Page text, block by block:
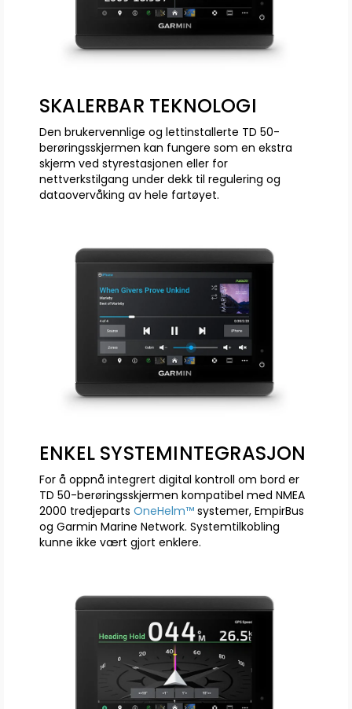
SKALERBAR TEKNOLOGI
Den brukervennlige og lettinstallerte TD 50-
berøringsskjermen kan fungere som en ekstra
skjerm ved styrestasjonen eller for
nettverkstilgang under dekk til regulering og
dataovervåking av hele fartøyet.
ENKEL SYSTEMINTEGRASJON
For å oppnå integrert digital kontroll om bord er
TD 50-berøringsskjermen kompatibel med NMEA
2000 tredjeparts OneHelm™ systemer, EmpirBus
og Garmin Marine Network. Systemtilkobling
kunne ikke vært gjort enklere.